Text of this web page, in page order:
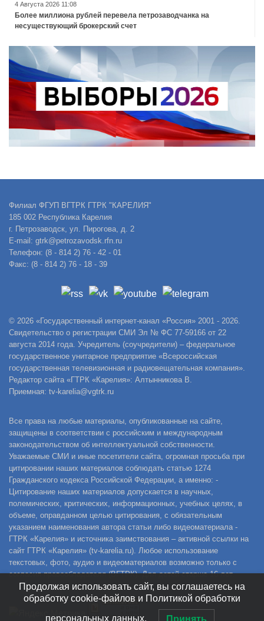
4 Августа 2026 11:08
Более миллиона рублей перевела петрозаводчанка на
несуществующий брокерский счет
Филиал ФГУП ВГТРК ГТРК "КАРЕЛИЯ"
185 002 Республика Карелия
г. Петрозаводск, ул. Пирогова, д. 2
E-mail: gtrk@petrozavodsk.rfn.ru
Телефон: (8 - 814 2) 76 - 42 - 01
Факс: (8 - 814 2) 76 - 18 - 39
© 2026 «Государственный интернет-канал «Россия» 2001 - 2026.
Свидетельство о регистрации СМИ Эл № ФС 77-59166 от 22
августа 2014 года. Учредитель (соучредители) – федеральное
государственное унитарное предприятие «Всероссийская
государственная телевизионная и радиовещательная компания».
Редактор сайта «ГТРК «Карелия»: Алтынникова В.
Приемная: tv-karelia@vgtrk.ru
Все права на любые материалы, опубликованные на сайте,
защищены в соответствии с российским и международным
законодательством об интеллектуальной собственности.
Уважаемые СМИ и иные посетители сайта, огромная просьба при
цитировании наших материалов соблюдать статью 1274
Гражданского кодекса Российской Федерации, а именно: -
Цитирование наших материалов допускается в научных,
полемических, критических, информационных, учебных целях, в
объеме, оправданном целью цитирования, с обязательным
указанием наименования автора статьи либо видеоматериала -
ГТРК «Карелия» и источника заимствования – активной ссылки на
сайт ГТРК «Карелия» (tv-karelia.ru). Любое использование
текстовых, фото, аудио и видеоматериалов возможно только с
согласия правообладателя (ВГТРК). Для детей старше 16 лет.
Продолжая использовать сайт, вы соглашаетесь на
обработку cookie-файлов и Политикой обработки
персональных данных. Принять